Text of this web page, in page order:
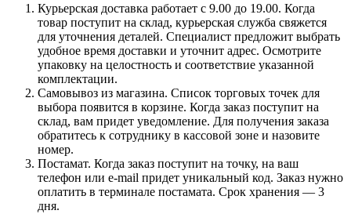
Курьерская доставка работает с 9.00 до 19.00. Когда
товар поступит на склад, курьерская служба свяжется
для уточнения деталей. Специалист предложит выбрать
удобное время доставки и уточнит адрес. Осмотрите
упаковку на целостность и соответствие указанной
комплектации.
Самовывоз из магазина. Список торговых точек для
выбора появится в корзине. Когда заказ поступит на
склад, вам придет уведомление. Для получения заказа
обратитесь к сотруднику в кассовой зоне и назовите
номер.
Постамат. Когда заказ поступит на точку, на ваш
телефон или e-mail придет уникальный код. Заказ нужно
оплатить в терминале постамата. Срок хранения — 3
дня.